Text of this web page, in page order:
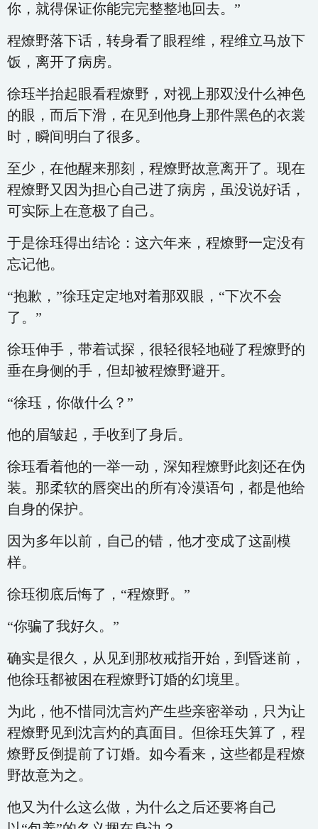
你，就得保证你能完完整整地回去。”
程燎野落下话，转身看了眼程维，程维立马放下
饭，离开了病房。
徐珏半抬起眼看程燎野，对视上那双没什么神色
的眼，而后下滑，在见到他身上那件黑色的衣裳
时，瞬间明白了很多。
至少，在他醒来那刻，程燎野故意离开了。现在
程燎野又因为担心自己进了病房，虽没说好话，
可实际上在意极了自己。
于是徐珏得出结论：这六年来，程燎野一定没有
忘记他。
“抱歉，”徐珏定定地对着那双眼，“下次不会
了。”
徐珏伸手，带着试探，很轻很轻地碰了程燎野的
垂在身侧的手，但却被程燎野避开。
“徐珏，你做什么？”
他的眉皱起，手收到了身后。
徐珏看着他的一举一动，深知程燎野此刻还在伪
装。那柔软的唇突出的所有冷漠语句，都是他给
自身的保护。
因为多年以前，自己的错，他才变成了这副模
样。
徐珏彻底后悔了，“程燎野。”
“你骗了我好久。”
确实是很久，从见到那枚戒指开始，到昏迷前，
他徐珏都被困在程燎野订婚的幻境里。
为此，他不惜同沈言灼产生些亲密举动，只为让
程燎野见到沈言灼的真面目。但徐珏失算了，程
燎野反倒提前了订婚。如今看来，这些都是程燎
野故意为之。
他又为什么这么做，为什么之后还要将自己